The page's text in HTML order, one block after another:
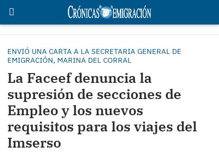
ENVIÓ UNA CARTA A LA SECRETARIA GENERAL DE
EMIGRACIÓN, MARINA DEL CORRAL
La Faceef denuncia la
supresión de secciones de
Empleo y los nuevos
requisitos para los viajes del
Imserso